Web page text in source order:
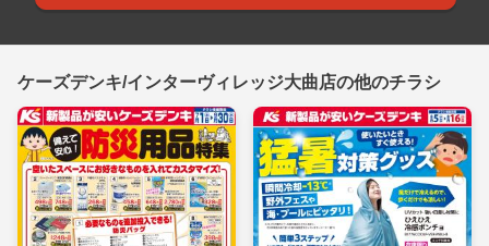
ケーズデンキ/インターヴィレッジ大曲店の他のチラシ